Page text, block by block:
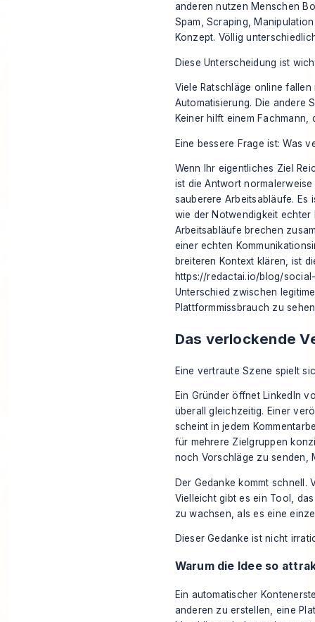
anderen nutzen Menschen
Spam, Scraping,
Konzept. Völlig
Diese Unterscheidung ist
Viele Ratschläge online
Automatisierung. Die andere
Keiner hilft einem
Eine bessere Frage ist: Was
Wenn Ihr eigentliches Ziel
ist die Antwort
sauberere Arbeitsabläufe. Es
wie der Notwendigkeit
Arbeitsabläufe brechen
einer echten
breiteren Kontext klären, ist
https://redactai.io/blog/
Unterschied zwischen
Plattformmissbrauch zu
Das verlockende
Eine vertraute Szene spielt
Ein Gründer öffnet LinkedIn
überall gleichzeitig. Einer
scheint in jedem
für mehrere Zielgruppen
noch Vorschläge zu senden,
Der Gedanke kommt schnell.
Vielleicht gibt es ein Tool,
zu wachsen, als es eine
Dieser Gedanke ist nicht
Warum die Idee so
Ein automatischer
anderen zu erstellen, eine